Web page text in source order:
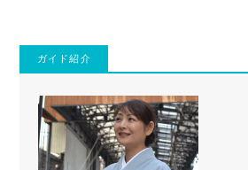
ガイド紹介